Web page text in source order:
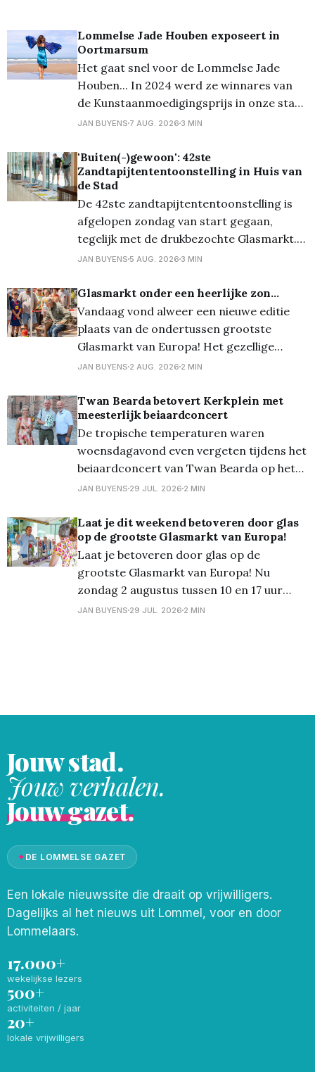
Lommelse Jade Houben exposeert in
Oortmarsum
Het gaat snel voor de Lommelse Jade
Houben... In 2024 werd ze winnares van
de Kunstaanmoedigingsprijs in onze stad,
eind vorig jaar presenteerde ze voor het
met nieuwe creaties. En nu is ze één van
de vier belangrijkste kunstenaars op het
prestigieuze kunstevent in
JAN BUYENS 7 AUG. 2026 3 MIN
'Buiten(-)gewoon': 42ste
Zandtapijtententoonstelling in Huis van
de Stad
De 42ste zandtapijtententoonstelling is
afgelopen zondag van start gegaan,
tegelijk met de drukbezochte Glasmarkt.
Veel nieuwsgierige bezoekers maakten van
werpen op de raamexpo van de
Zandtapijtententoonstelling in het Huis
van de Stad. Daar kan je tot en met
zondag 30 augustus 40
JAN BUYENS 5 AUG. 2026 3 MIN
Glasmarkt onder een heerlijke zon...
Vandaag vond alweer een nieuwe editie
plaats van de ondertussen grootste
Glasmarkt van Europa! Het gezellige
stadscentrum transformeerde opnieuw in
de zon schitterde al dat glas uiteraard
geweldig! Meer dan 90 kramen lieten je
kennismaken met glas in al zijn vormen:
van glas-
JAN BUYENS 2 AUG. 2026 2 MIN
Twan Bearda betovert Kerkplein met
meesterlijk beiaardconcert
De tropische temperaturen waren
woensdagavond even vergeten tijdens het
beiaardconcert van Twan Bearda op het
Kerkplein. De Nederlandse beiaardier
hoogstaand programma dat de vele
mogelijkheden van het Lommelse
beiaardinstrument ten volle liet horen.
Zelfs de warmte in de toren kon de
muzikale avond niet verstoren.
JAN BUYENS 29 JUL. 2026 2 MIN
Laat je dit weekend betoveren door glas
op de grootste Glasmarkt van Europa!
Laat je betoveren door glas op de
grootste Glasmarkt van Europa! Nu
zondag 2 augustus tussen 10 en 17 uur
transformeert het gezellige stadscentrum
Lommelse Glasmarkt is
JAN BUYENS 29 JUL. 2026 2 MIN
Jouw stad.
Jouw verhalen.
Jouw gazet.
✦DE LOMMELSE GAZET
Een lokale nieuwssite die draait op vrijwilligers.
Dagelijks al het nieuws uit Lommel, voor en door
Lommelaars.
17.000+
wekelijkse lezers
500+
activiteiten / jaar
20+
lokale vrijwilligers